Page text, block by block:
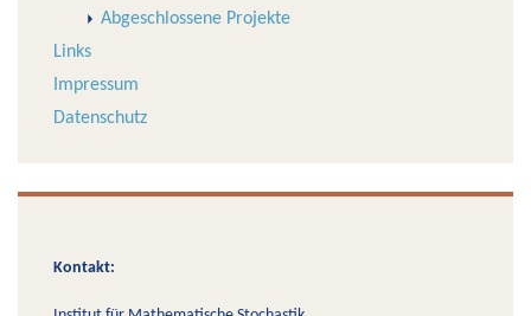
Abgeschlossene Projekte
Links
Impressum
Datenschutz
Kontakt: